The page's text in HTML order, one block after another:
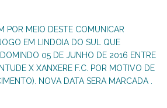
POR MEIO DESTE COMUNICAR
EM LINDOIA DO SUL QUE
05 DE JUNHO DE 2016 ENTRE
X XANXERE F.C. POR MOTIVO DE
NOVA DATA SERA MARCADA .